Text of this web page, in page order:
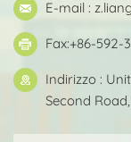
E-mail :
Fax:+86-592-
Indirizzo :
Second